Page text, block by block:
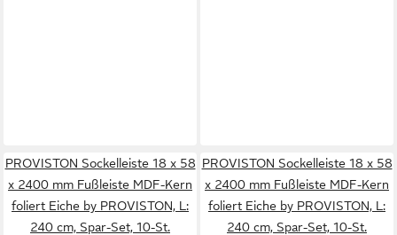
PROVISTON Sockelleiste 18 x 58
x 2400 mm Fußleiste MDF-Kern
foliert Eiche by PROVISTON, L:
240 cm, Spar-Set, 10-St.
PROVISTON Sockelleiste 18 x 58
x 2400 mm Fußleiste MDF-Kern
foliert Eiche by PROVISTON, L:
240 cm, Spar-Set, 10-St.